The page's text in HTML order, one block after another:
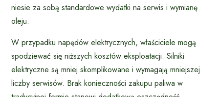
niesie za sobą standardowe wydatki na serwis i wymianę
oleju.
W przypadku napędów elektrycznych, właściciele mogą
spodziewać się niższych kosztów eksploatacji. Silniki
elektryczne są mniej skomplikowane i wymagają mniejszej
liczby serwisów. Brak konieczności zakupu paliwa w